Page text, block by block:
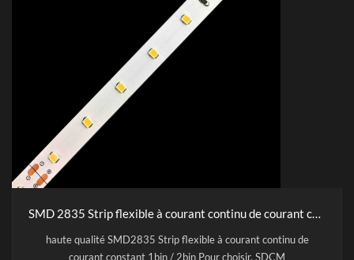
SMD 2835 Strip flexible à courant continu de courant constant
haute qualité SMD2835 Strip flexible à courant continu de
courant constant 1bin / 2bin Pour choisir, SDCM